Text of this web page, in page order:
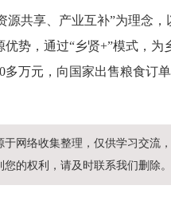
共享、产业互补”为理念，
势，通过“乡贤+”模式，
多万元，向国家出售粮食订
网络收集整理，仅供学习交流
的权利，请及时联系我们删除。